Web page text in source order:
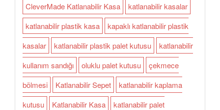
CleverMade Katlanabilir Kasa
katlanabilir kasalar
katlanabilir plastik kasa
kapaklı katlanabilir plastik
kasalar
katlanabilir plastik palet kutusu
katlanabilir
kullanım sandığı
oluklu palet kutusu
çekmece
bölmesi
Katlanabilir Sepet
katlanabilir kaplama
kutusu
Katlanabilir Kasa
katlanabilir palet